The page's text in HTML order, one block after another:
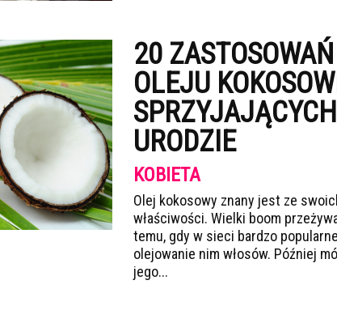
20 ZASTOSOWAŃ
OLEJU
SPRZYJAJĄCYCH
URODZIE
KOBIETA
Olej kokosowy znany jest ze
właściwości. Wielki boom
temu, gdy w sieci bardzo
olejowanie nim włosów. Później
jego...